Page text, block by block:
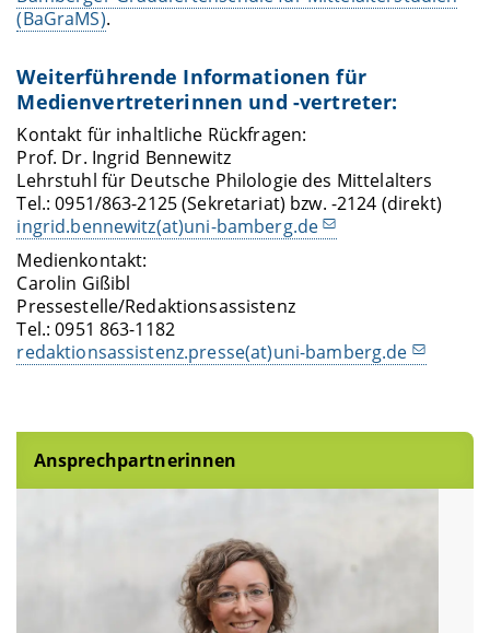
(BaGraMS).
Weiterführende Informationen für
Medienvertreterinnen und -vertreter:
Kontakt für inhaltliche Rückfragen:
Prof. Dr. Ingrid Bennewitz
Lehrstuhl für Deutsche Philologie des Mittelalters
Tel.: 0951/863-2125 (Sekretariat) bzw. -2124 (direkt)
ingrid.bennewitz(at)uni-bamberg.de
Medienkontakt:
Carolin Gißibl
Pressestelle/Redaktionsassistenz
Tel.: 0951 863-1182
redaktionsassistenz.presse(at)uni-bamberg.de
Ansprechpartnerinnen